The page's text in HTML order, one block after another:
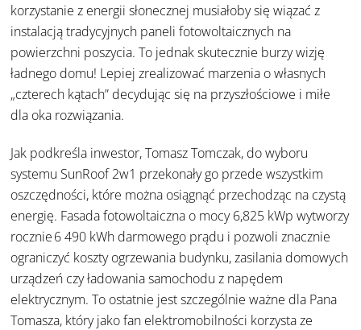
korzystanie z energii słonecznej musiałoby się wiązać z
instalacją tradycyjnych paneli fotowoltaicznych na
powierzchni poszycia. To jednak skutecznie burzy wizję
ładnego domu! Lepiej zrealizować marzenia o własnych
„czterech kątach” decydując się na przyszłościowe i miłe
dla oka rozwiązania.
Jak podkreśla inwestor, Tomasz Tomczak, do wyboru
systemu SunRoof 2w1 przekonały go przede wszystkim
oszczędności, które można osiągnąć przechodząc na czystą
energię. Fasada fotowoltaiczna o mocy 6,825 kWp wytworzy
rocznie 6 490 kWh darmowego prądu i pozwoli znacznie
ograniczyć koszty ogrzewania budynku, zasilania domowych
urządzeń czy ładowania samochodu z napędem
elektrycznym. To ostatnie jest szczególnie ważne dla Pana
Tomasza, który jako fan elektromobilności korzysta ze